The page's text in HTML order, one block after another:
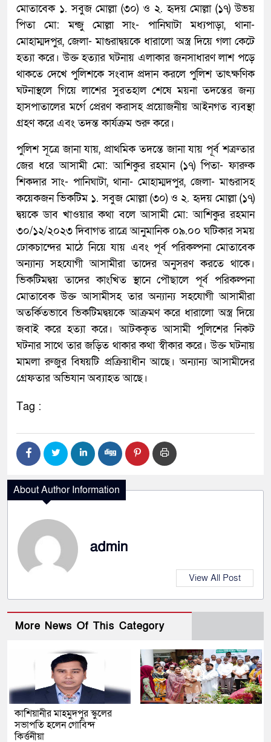
মোতাবেক ১. সবুজ মোল্লা (৩০) ও ২. হৃদয় মোল্লা (১৭) উভয়
পিতা মো: মন্জু মোল্লা সাং- পানিঘাটা মধ্যপাড়া, থানা-
মোহাম্মদপুর, জেলা- মাগুরাদ্বয়কে ধারালো অস্ত্র দিয়ে গলা কেটে
হত্যা করে। উক্ত হত্যার ঘটনায় এলাকার জনসাধারণ লাশ পড়ে
থাকতে দেখে পুলিশকে সংবাদ প্রদান করলে পুলিশ তাৎক্ষণিক
ঘটনাস্থলে গিয়ে লাশের সুরতহাল শেষে ময়না তদন্তের জন্য
হাসপাতালের মর্গে প্রেরণ করাসহ প্রয়োজনীয় আইনগত ব্যবস্থা
গ্রহণ করে এবং তদন্ত কার্যক্রম শুরু করে।
পুলিশ সূত্রে জানা যায়, প্রাথমিক তদন্তে জানা যায় পূর্ব শত্রুতার
জের ধরে আসামী মো: আশিকুর রহমান (১৭) পিতা- ফারুক
শিকদার সাং- পানিঘাটা, থানা- মোহাম্মদপুর, জেলা- মাগুরাসহ
কয়েকজন ভিকটিম ১. সবুজ মোল্লা (৩০) ও ২. হৃদয় মোল্লা (১৭)
দ্বয়কে ডাব খাওয়ার কথা বলে আসামী মো: আশিকুর রহমান
৩০/১২/২০২৩ দিবাগত রাত্রে আনুমানিক ০৯.০০ ঘটিকার সময়
ঢোকচান্দের মাঠে নিয়ে যায় এবং পূর্ব পরিকল্পনা মোতাবেক
অন্যান্য সহযোগী আসামীরা তাদের অনুসরণ করতে থাকে।
ভিকটিমদ্বয় তাদের কাংখিত স্থানে পৌছালে পূর্ব পরিকল্পনা
মোতাবেক উক্ত আসামীসহ তার অন্যান্য সহযোগী আসামীরা
অতর্কিতভাবে ভিকটিমদ্বয়কে আক্রমণ করে ধারালো অস্ত্র দিয়ে
জবাই করে হত্যা করে। আটককৃত আসামী পুলিশের নিকট
ঘটনার সাথে তার জড়িত থাকার কথা স্বীকার করে। উক্ত ঘটনায়
মামলা রুজুর বিষয়টি প্রক্রিয়াধীন আছে। অন্যান্য আসামীদের
গ্রেফতার অভিযান অব্যাহত আছে।
Tag :
About Author Information
admin
View All Post
More News Of This Category
কাশিয়ানীর মাহমুদপুর স্কুলের
সভাপতি হলেন গোবিন্দ
কির্ত্তনীয়া